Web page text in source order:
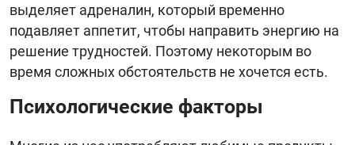
выделяет адреналин, который временно
подавляет аппетит, чтобы направить энергию на
решение трудностей. Поэтому некоторым во
время сложных обстоятельств не хочется есть.
Психологические факторы